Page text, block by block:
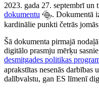
2023. gada 27. septembrī un
dokumentu
. Dokumentā
kardinālie punkti četrās
Šā dokumenta pirmajā
digitālo prasmju mērķu
desmitgades politikas
aprakstītas nesenās darbības
dalībvalstu, gan ES līmenī